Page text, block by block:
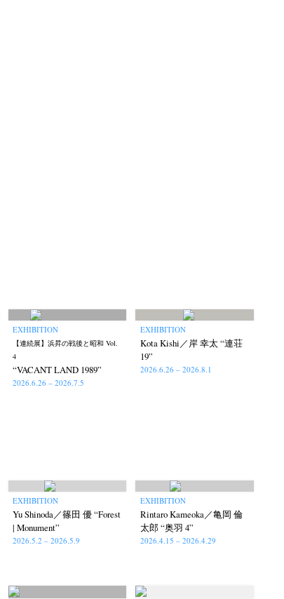
EXHIBITION
【連続展】浜昇の戦後と昭和 Vol.
4
“VACANT LAND 1989”
2026.6.26 – 2026.7.5
EXHIBITION
Kota Kishi／岸 幸太 “連荘
19”
2026.6.26 – 2026.8.1
EXHIBITION
Yu Shinoda／篠田 優 “Forest
| Monument”
2026.5.2 – 2026.5.9
EXHIBITION
Rintaro Kameoka／亀岡 倫
太郎 “奥羽 4”
2026.4.15 – 2026.4.29